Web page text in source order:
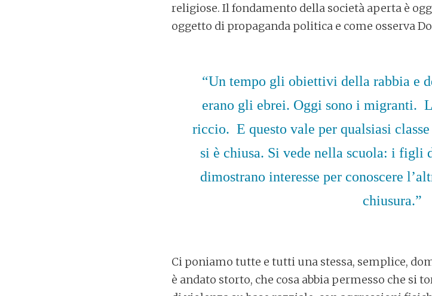
religiose. Il fondamento della società aperta è
oggetto di propaganda politica e come osserva
“Un tempo gli obiettivi della rabbia e
erano gli ebrei. Oggi sono i migranti.
riccio. E questo vale per qualsiasi
si è chiusa. Si vede nella scuola: i figli
dimostrano interesse per conoscere
chiusura.”
Ci poniamo tutte e tutti una stessa, semplice,
è andato storto, che cosa abbia permesso che si